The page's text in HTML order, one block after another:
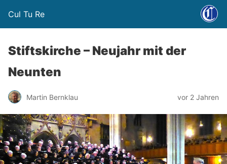
Cul Tu Re
Stiftskirche – Neujahr mit der
Neunten
Martin Bernklau vor 2 Jahren